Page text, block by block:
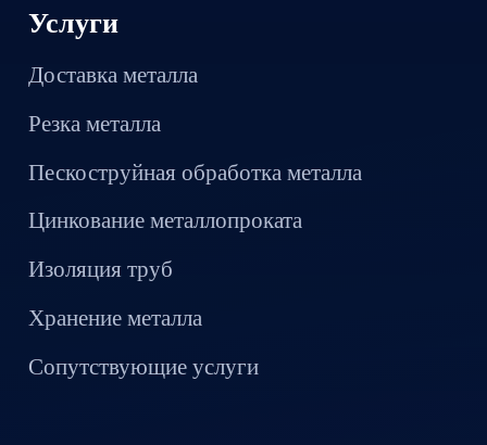
Услуги
Доставка металла
Резка металла
Пескоструйная обработка металла
Цинкование металлопроката
Изоляция труб
Хранение металла
Сопутствующие услуги